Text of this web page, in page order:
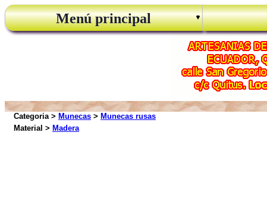
Menú principal
Categoria > Munecas > Munecas rusas
Material > Madera